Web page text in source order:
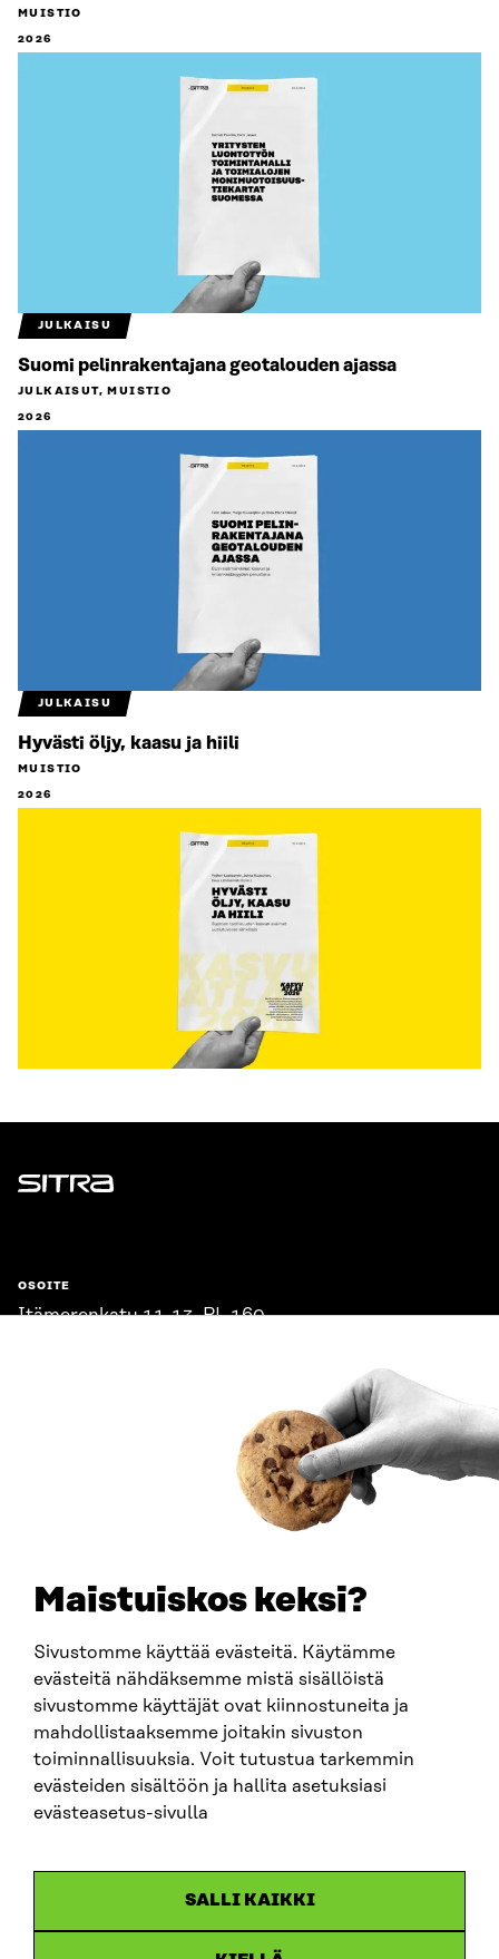
Maistuiskos keksi?
Sivustomme käyttää evästeitä. Käytämme
evästeitä nähdäksemme mistä sisällöistä
sivustomme käyttäjät ovat kiinnostuneita ja
mahdollistaaksemme joitakin sivuston
toiminnallisuuksia. Voit tutustua tarkemmin
evästeiden sisältöön ja hallita asetuksiasi
evästeasetus-sivulla
SALLI KAIKKI
MUISTIO
2026
JULKAISU
Suomi pelinrakentajana geotalouden ajassa
JULKAISUT, MUISTIO
2026
JULKAISU
Hyvästi öljy, kaasu ja hiili
MUISTIO
2026
Sitra
OSOITE
Itämerenkatu 11-13, PL 160,
SITRA SOSIAALISESSA MEDIASSA
LinkedIn
Instagram
YouTube